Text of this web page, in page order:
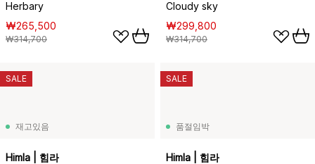
Herbary
₩265,500
₩314,700
Cloudy sky
₩299,800
₩314,700
재고있음
Himla | 힘라
SALE
품절임박
Himla | 힘라
SALE